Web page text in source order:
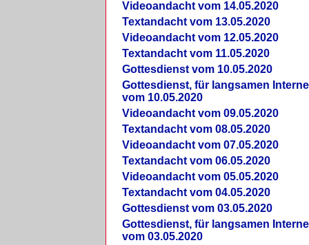
Videoandacht vom 14.05.2020
Textandacht vom 13.05.2020
Videoandacht vom 12.05.2020
Textandacht vom 11.05.2020
Gottesdienst vom 10.05.2020
Gottesdienst, für langsamen
vom 10.05.2020
Videoandacht vom 09.05.2020
Textandacht vom 08.05.2020
Videoandacht vom 07.05.2020
Textandacht vom 06.05.2020
Videoandacht vom 05.05.2020
Textandacht vom 04.05.2020
Gottesdienst vom 03.05.2020
Gottesdienst, für langsamen
vom 03.05.2020